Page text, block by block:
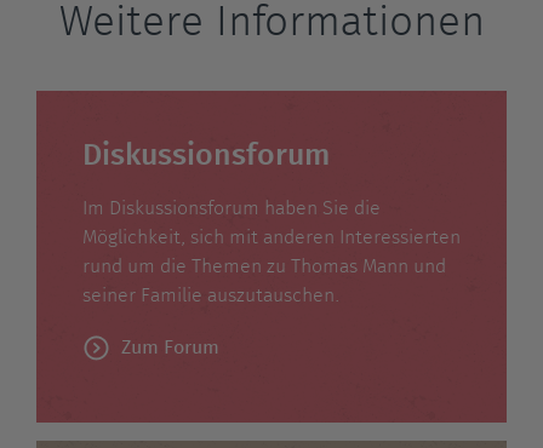
Weitere Informationen
Diskussionsforum
Im Diskussionsforum haben Sie die
Möglichkeit, sich mit anderen Interessierten
rund um die Themen zu Thomas Mann und
seiner Familie auszutauschen.
Zum Forum